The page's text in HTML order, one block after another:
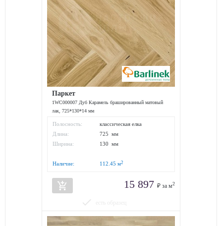
Паркет
1WC000007 Дуб Карамель брашированный матовый
лак, 725*130*14 мм
Полосность:
классическая елка
Длина:
725 мм
Ширина:
130 мм
Наличие: 112.45 м2
add_shopping_cart 15 897 ₽ за м2